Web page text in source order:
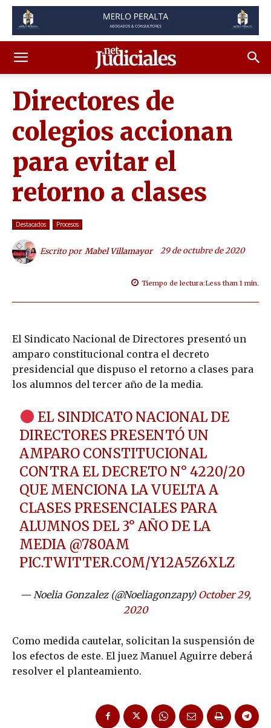
Directores de
colegios accionan
para evitar el
retorno a clases
Destacados Procesos
Escrito por Mabel Villamayor 29 de octubre de 2020
Tiempo de lectura:Less than 1 min.
El Sindicato Nacional de Directores presentó un
amparo constitucional contra el decreto
presidencial que dispuso el retorno a clases para
los alumnos del tercer año de la media.
EL SINDICATO NACIONAL DE
DIRECTORES PRESENTÓ UN
AMPARO CONSTITUCIONAL
CONTRA EL DECRETO N° 4220/20
QUE MENCIONA LA VUELTA A
CLASES PRESENCIALES PARA
ALUMNOS DEL 3° AÑO DE LA
MEDIA @780AM
PIC.TWITTER.COM/Y12A5Z6XLZ
— Noelia Gonzalez (@Noeliagonzapy) October 29,
2020
Como medida cautelar, solicitan la suspensión de
los efectos de este. El juez Manuel Aguirre deberá
resolver el planteamiento.